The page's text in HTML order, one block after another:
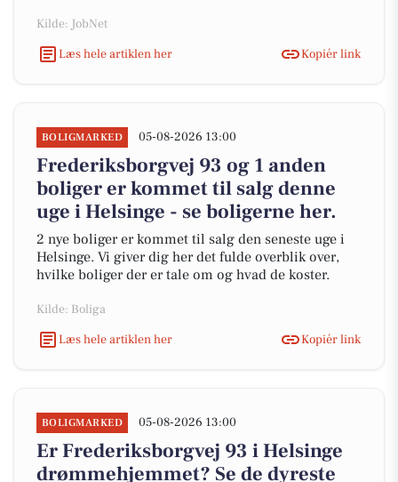
Kilde: JobNet
Læs hele artiklen her
Kopiér link
BOLIGMARKED 05-08-2026 13:00
Frederiksborgvej 93 og 1 anden
boliger er kommet til salg denne
uge i Helsinge - se boligerne her.
2 nye boliger er kommet til salg den seneste uge i
Helsinge. Vi giver dig her det fulde overblik over,
hvilke boliger der er tale om og hvad de koster.
Kilde: Boliga
Læs hele artiklen her
Kopiér link
BOLIGMARKED 05-08-2026 13:00
Er Frederiksborgvej 93 i Helsinge
drømmehjemmet? Se de dyreste